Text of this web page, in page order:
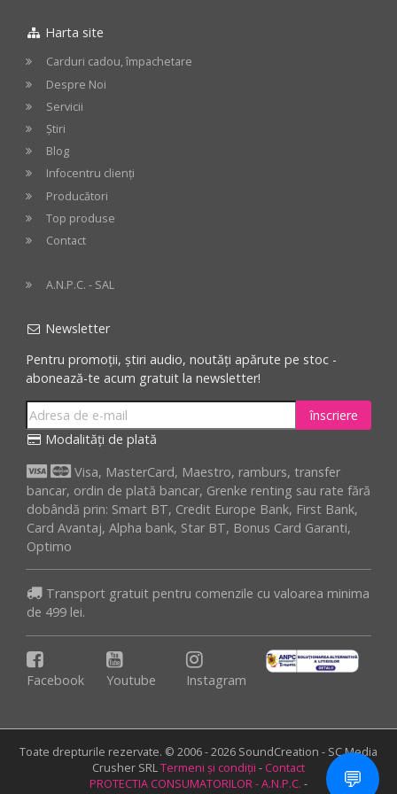
Harta site
Carduri cadou, împachetare
Despre Noi
Servicii
Știri
Blog
Infocentru clienți
Producători
Top produse
Contact
A.N.P.C. - SAL
Newsletter
Pentru promoții, știri audio, noutăți apărute pe stoc -
abonează-te acum gratuit la newsletter!
înscriere
Modalități de plată
Visa, MasterCard, Maestro, ramburs, transfer
bancar, ordin de plată bancar, Grenke renting sau rate fără
dobândă prin: Smart BT, Credit Europe Bank, First Bank,
Card Avantaj, Alpha bank, Star BT, Bonus Card Garanti,
Optimo
Transport gratuit pentru comenzile cu valoarea minima
de 499 lei.
Facebook Youtube Instagram
Toate drepturile rezervate. © 2006 - 2026 SoundCreation - SC Media
Crusher SRLTermeni și condiții - Contact
PROTECTIA CONSUMATORILOR - A.N.P.C. -
💬